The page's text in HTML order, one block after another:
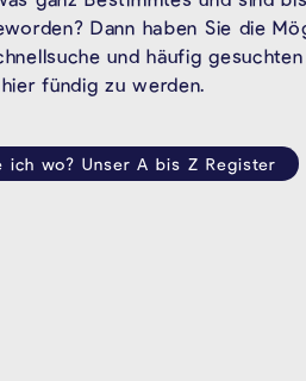
Dann haben Sie die
und häufig gesuchten
fündig zu werden.
ich wo? Unser A bis Z Register